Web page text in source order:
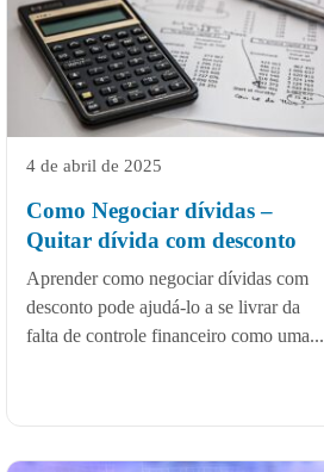
4 de abril de 2025
Como Negociar dívidas –
Quitar dívida com desconto
Aprender como negociar dívidas com
desconto pode ajudá-lo a se livrar da
falta de controle financeiro como uma...